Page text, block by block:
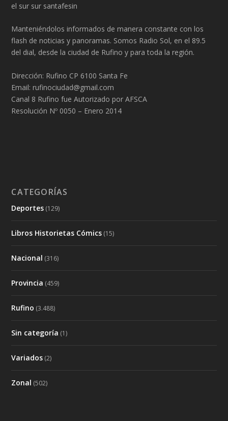
el sur sur santafesin
Manteniéndolos informados de manera constante con los
flash de noticias y panoramas. Somos Radio Sol, en el 89.5
del dial, desde la ciudad de Rufino y para toda la región.
Dirección: Rufino CP 6100 Santa Fe
Email: rufinociudad@gmail.com
Canal 8 Rufino fue Autorizado por AFSCA
Resolución Nº 0050 – Enero 2014
CATEGORÍAS
Deportes (129)
Libros Historietas Cómics (15)
Nacional (316)
Provincia (459)
Rufino (3.488)
Sin categoría (1)
Variados (2)
Zonal (502)